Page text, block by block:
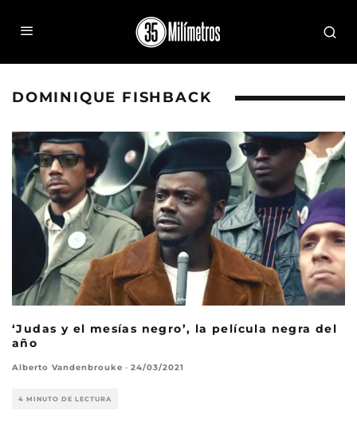
DOMINIQUE FISHBACK
‘Judas y el mesías negro’, la película negra del
año
Alberto Vandenbrouke · 24/03/2021
4 MINUTO DE LECTURA